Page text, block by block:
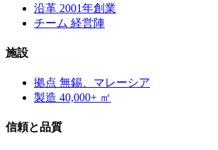
沿革 2001年創業
チーム 経営陣
施設
拠点 無錫、マレーシア
製造 40,000+ ㎡
信頼と品質